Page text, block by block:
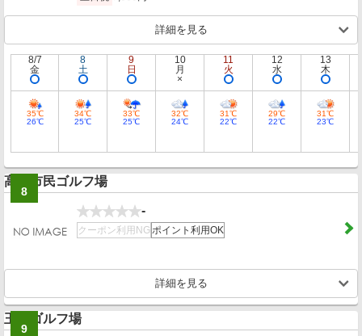
詳細を見る
8/7
金
35℃
26℃
8
土
34℃
25℃
9
日
33℃
25℃
10
月
32℃
24℃
11
火
31℃
22℃
12
水
29℃
22℃
13
木
31℃
23℃
8
高崎市民ゴルフ場
-
クーポン利用NG ポイント利用OK
詳細を見る
9
玉村ゴルフ場